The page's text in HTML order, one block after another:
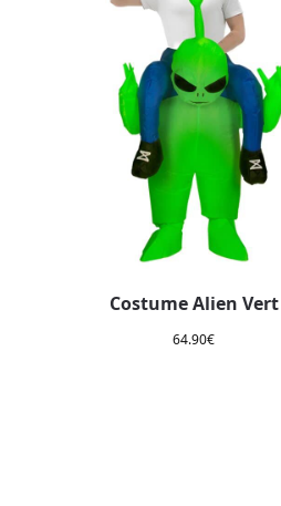
Costume Alien Vert
64.90€